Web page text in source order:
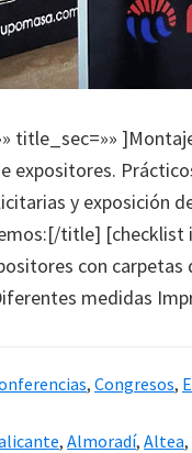
title_sec=»»
expositores.
y exposición
title] [checklist
con
medidas
, Congresos,
, Almoradí, Altea,